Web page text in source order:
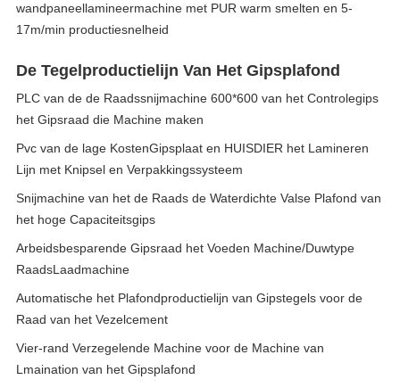
wandpaneellamineermachine met PUR warm smelten en 5-
17m/min productiesnelheid
De Tegelproductielijn Van Het Gipsplafond
PLC van de de Raadssnijmachine 600*600 van het Controlegips
het Gipsraad die Machine maken
Pvc van de lage KostenGipsplaat en HUISDIER het Lamineren
Lijn met Knipsel en Verpakkingssysteem
Snijmachine van het de Raads de Waterdichte Valse Plafond van
het hoge Capaciteitsgips
Arbeidsbesparende Gipsraad het Voeden Machine/Duwtype
RaadsLaadmachine
Automatische het Plafondproductielijn van Gipstegels voor de
Raad van het Vezelcement
Vier-rand Verzegelende Machine voor de Machine van
Lmaination van het Gipsplafond